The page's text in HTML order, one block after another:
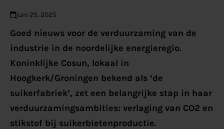
juni 25, 2025
Goed nieuws voor de verduurzaming van de
industrie in de noordelijke energieregio.
Koninklijke Cosun, lokaal in
Hoogkerk/Groningen bekend als ‘de
suikerfabriek’, zet een belangrijke stap in haar
verduurzamingsambities: verlaging van CO2 en
stikstof bij suikerbietenproductie.